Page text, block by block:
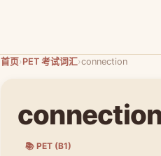
首页›PET 考试词汇›connection
📚 PET (B1)